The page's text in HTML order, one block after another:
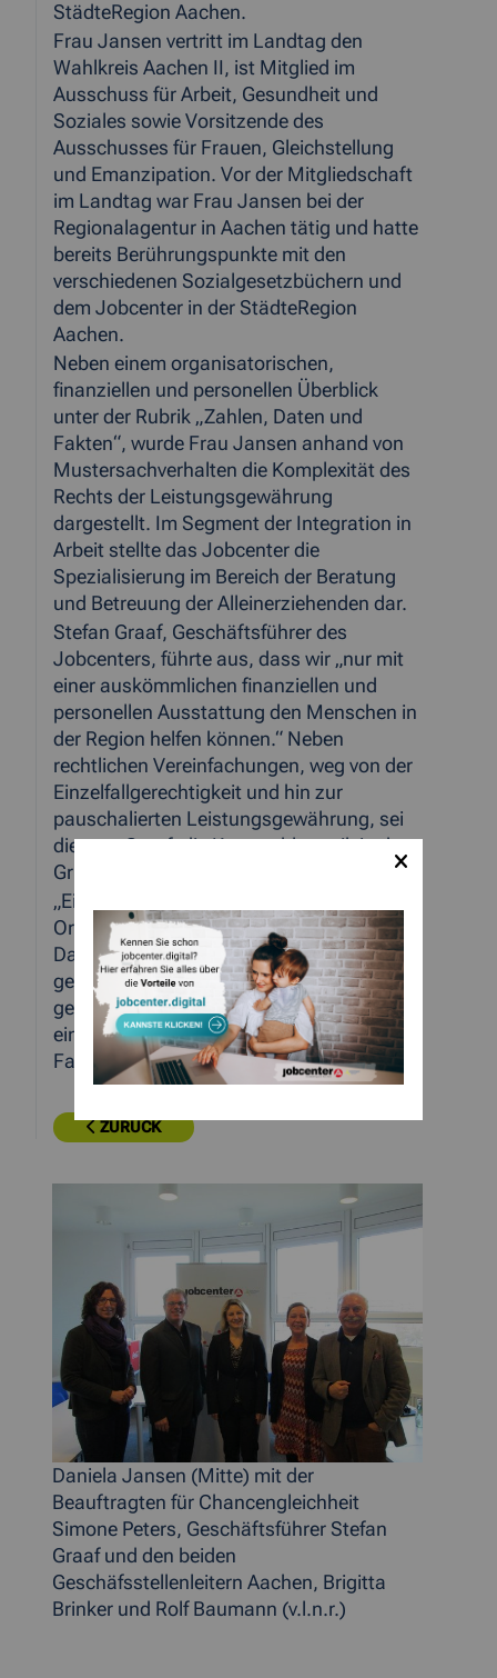
StädteRegion Aachen.
Frau Jansen vertritt im Landtag den
Wahlkreis Aachen II, ist Mitglied im
Ausschuss für Arbeit, Gesundheit und
Soziales sowie Vorsitzende des
Ausschusses für Frauen, Gleichstellung
und Emanzipation. Vor der Mitgliedschaft
im Landtag war Frau Jansen bei der
Regionalagentur in Aachen tätig und hatte
bereits Berührungspunkte mit den
verschiedenen Sozialgesetzbüchern und
dem Jobcenter in der StädteRegion
Aachen.
Neben einem organisatorischen,
finanziellen und personellen Überblick
unter der Rubrik „Zahlen, Daten und
Fakten“, wurde Frau Jansen anhand von
Mustersachverhalten die Komplexität des
Rechts der Leistungsgewährung
dargestellt. Im Segment der Integration in
Arbeit stellte das Jobcenter die
Spezialisierung im Bereich der Beratung
und Betreuung der Alleinerziehenden dar.
Stefan Graaf, Geschäftsführer des
Jobcenters, führte aus, dass wir „nur mit
einer auskömmlichen finanziellen und
personellen Ausstattung den Menschen in
der Region helfen können.“ Neben
rechtlichen Vereinfachungen, weg von der
Einzelfallgerechtigkeit und hin zur
pauschalierten Leistungsgewährung, sei
dies, so Graaf, die Kernproblematik in der
Grundsicherung für Arbeitsuchende.
„Ein Austausch mit den Praktikern, die vor
Ort Gesetze umsetzen, ist mir sehr wichtig.
Dafür danke ich Ihnen sehr und seien Sie
gewiss, dass ich die Einblicke, die Sie mir
gewährt haben, an geeigneter Stelle
einbringen werde“, zog Frau Jansen das
Fazit für ihren Besuch im Jobcenter.
ZURÜCK
Daniela Jansen (Mitte) mit der
Beauftragten für Chancengleichheit
Simone Peters, Geschäftsführer Stefan
Graaf und den beiden
Geschäfsstellenleitern Aachen, Brigitta
Brinker und Rolf Baumann (v.l.n.r.)